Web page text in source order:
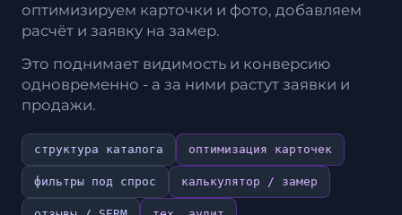
оптимизируем карточки и фото, добавляем
расчёт и заявку на замер.
Это поднимает видимость и конверсию
одновременно - а за ними растут заявки и
продажи.
структура каталога оптимизация карточек
фильтры под спрос калькулятор / замер